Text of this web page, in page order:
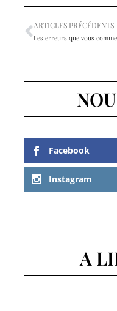
ARTICLES PRÉCÉDENTS
Facebook
Instagram
A